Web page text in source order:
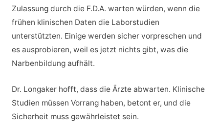
Zulassung durch die F.D.A. warten würden, wenn die
frühen klinischen Daten die Laborstudien
unterstützten. Einige werden sicher vorpreschen und
es ausprobieren, weil es jetzt nichts gibt, was die
Narbenbildung aufhält.
Dr. Longaker hofft, dass die Ärzte abwarten. Klinische
Studien müssen Vorrang haben, betont er, und die
Sicherheit muss gewährleistet sein.